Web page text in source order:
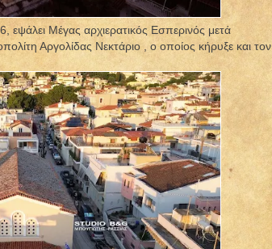
Μέγας αρχιερατικός Εσπερινός μετά
Αργολίδας Νεκτάριο , ο οποίος κήρυξε και τον